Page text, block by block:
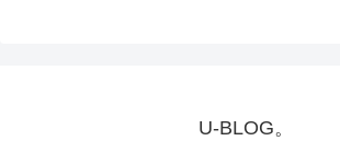
U-BLOG。